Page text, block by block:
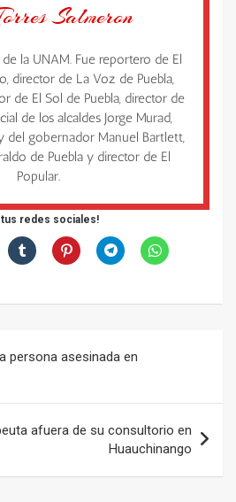
Salmeron
la UNAM. Fue reportero de El
director de La Voz de Puebla,
de El Sol de Puebla, director de
de los alcaldes Jorge Murad,
del gobernador Manuel Bartlett,
de Puebla y director de El
Popular.
tus redes sociales!
persona asesinada en
afuera de su consultorio en
Huauchinango